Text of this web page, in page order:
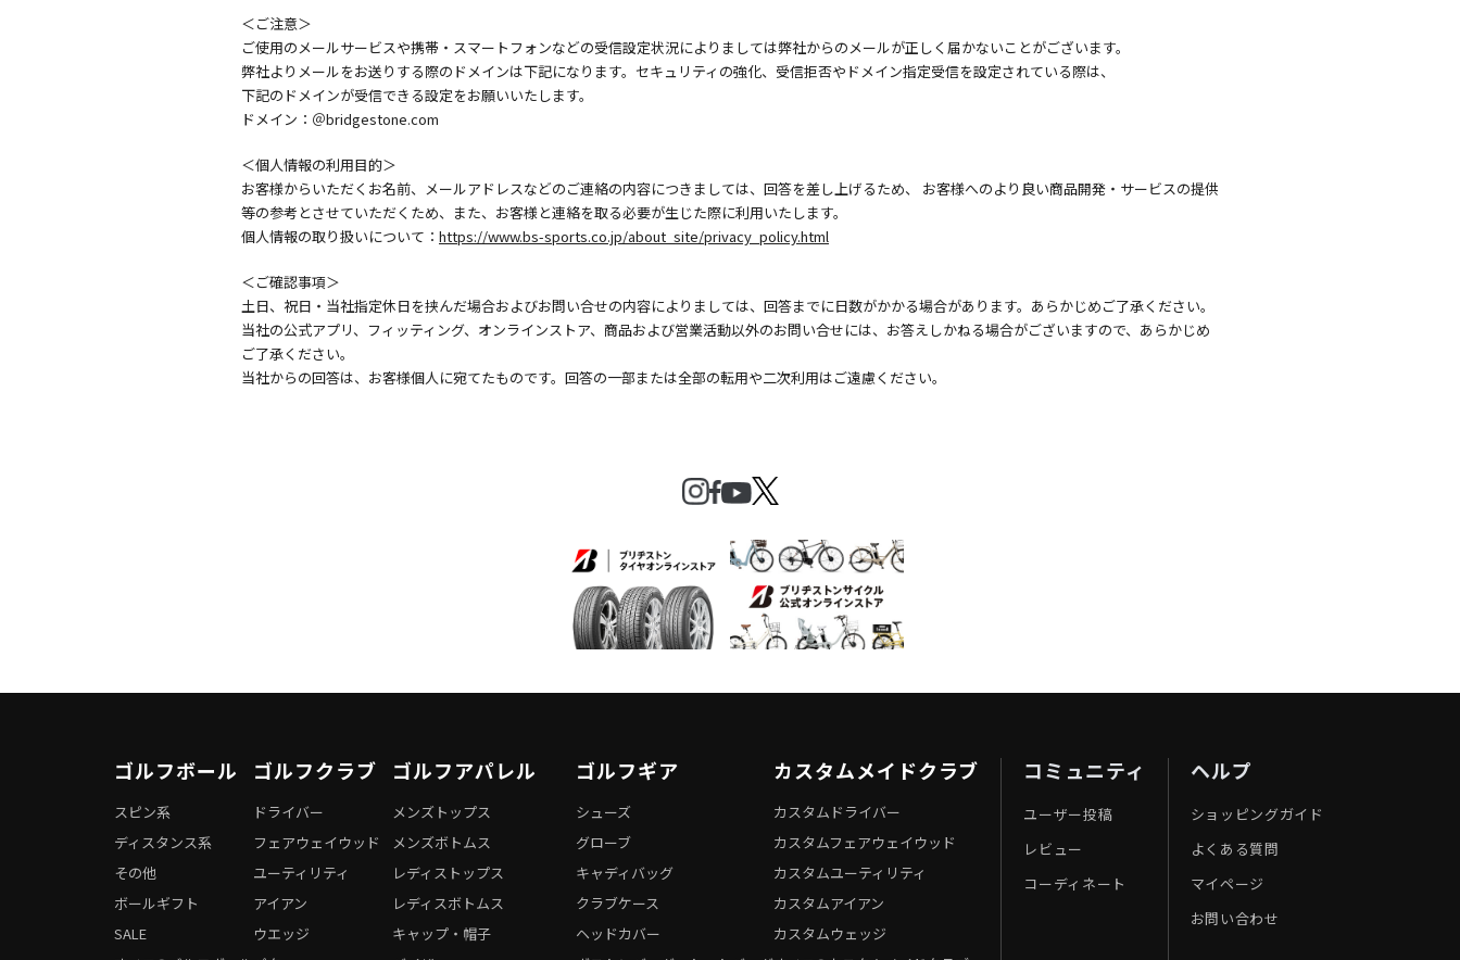
＜ご注意＞
ご使用のメールサービスや携帯・スマートフォンなどの受信設定状況によりましては弊社からのメールが正しく届かないことがございます。
弊社よりメールをお送りする際のドメインは下記になります。セキュリティの強化、受信拒否やドメイン指定受信を設定されている際は、
下記のドメインが受信できる設定をお願いいたします。
ドメイン：＠bridgestone.com
＜個人情報の利用目的＞
お客様からいただくお名前、メールアドレスなどのご連絡の内容につきましては、回答を差し上げるため、 お客様へのより良い商品開発・サービスの提供
等の参考とさせていただくため、また、お客様と連絡を取る必要が生じた際に利用いたします。
個人情報の取り扱いについて： https://www.bs-sports.co.jp/about_site/privacy_policy.html
＜ご確認事項＞
土日、祝日・当社指定休日を挟んだ場合およびお問い合せの内容によりましては、回答までに日数がかかる場合があります。あらかじめご了承ください。
当社の公式アプリ、フィッティング、オンラインストア、商品および営業活動以外のお問い合せには、お答えしかねる場合がございますので、あらかじめ
ご了承ください。
当社からの回答は、お客様個人に宛てたものです。回答の一部または全部の転用や二次利用はご遠慮ください。
ゴルフボール
スピン系
ディスタンス系
その他
ボールギフト
SALE
ゴルフクラブ
ドライバー
フェアウェイウッド
ユーティリティ
アイアン
ウエッジ
ゴルフアパレル
メンズトップス
メンズボトムス
レディストップス
レディスボトムス
キャップ・帽子
ゴルフギア
シューズ
グローブ
キャディバッグ
クラブケース
ヘッドカバー
カスタムメイドクラブ
カスタムドライバー
カスタムフェアウェイウッド
カスタムユーティリティ
カスタムアイアン
カスタムウェッジ
コミュニティ
ユーザー投稿
レビュー
コーディネート
ヘルプ
ショッピングガイド
よくある質問
マイページ
お問い合わせ